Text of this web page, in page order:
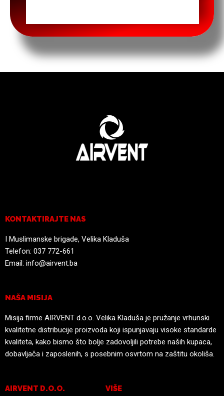
KONTAKTIRAJTE NAS
I Muslimanske brigade, Velika Kladuša
Telefon: 037 772-661
Email: info@airvent.ba
NAŠA MISIJA
Misija firme AIRVENT d.o.o. Velika Kladuša je pružanje vrhunski
kvalitetne distribucije proizvoda koji ispunjavaju visoke standarde
kvaliteta, kako bismo što bolje zadovoljili potrebe naših kupaca,
dobavljača i zaposlenih, s posebnim osvrtom na zaštitu okoliša.
AIRVENT D.O.O. VIŠE